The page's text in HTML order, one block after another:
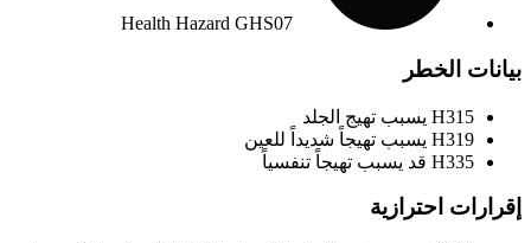
Health Hazard GHS07
بيانات الخطر
H315 يسبب تهيج الجلد
H319 يسبب تهيجاً شديداً للعين
H335 قد يسبب تهيجاً تنفسياً
إقرارات احترازية